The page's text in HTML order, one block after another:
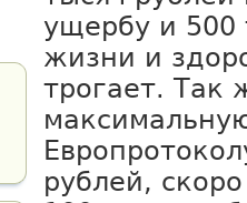
ущербу и 500
жизни и
трогает. Так
рублей,